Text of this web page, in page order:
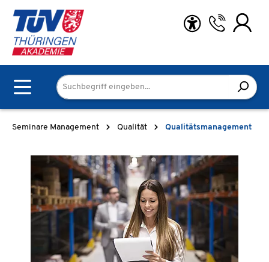
Zum Hauptinhalt springen
Seminare Management Qualität Qualitätsmanagement
Bildergalerie überspringen